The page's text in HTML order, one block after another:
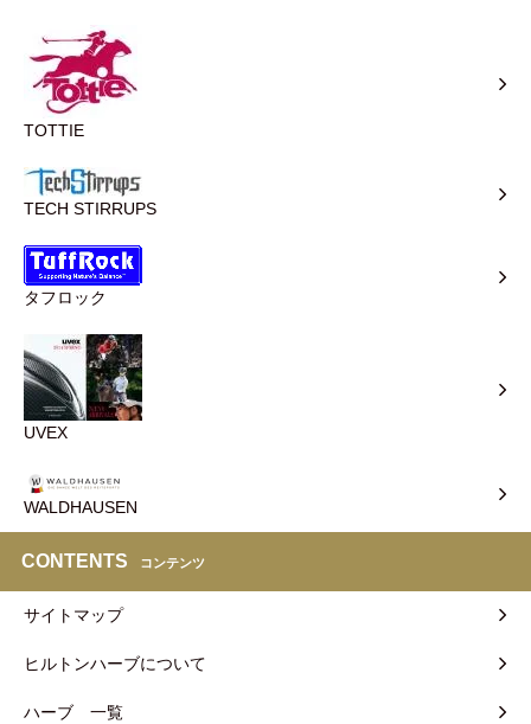
TOTTIE
TECH STIRRUPS
タフロック
UVEX
WALDHAUSEN
CONTENTS コンテンツ
サイトマップ
ヒルトンハーブについて
ハーブ 一覧